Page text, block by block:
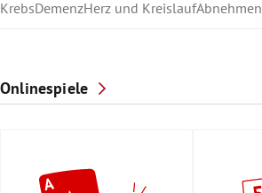
KrebsDemenzHerz und KreislaufAbnehmen
Onlinespiele